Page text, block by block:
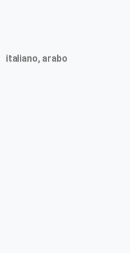
italiano, arabo